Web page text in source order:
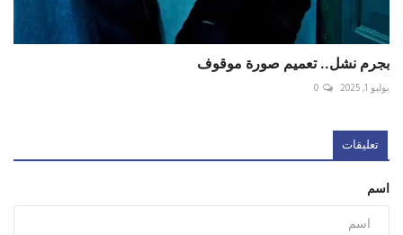
بجرم نشل.. تعميم صورة موقوف
يوليو 1, 2025 0
تعليقات
اسم